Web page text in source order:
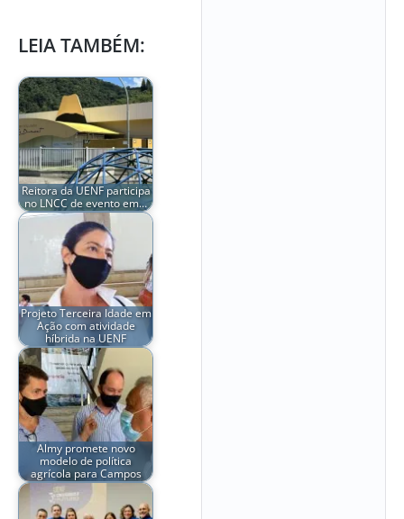
LEIA TAMBÉM:
Reitora da UENF participa
no LNCC de evento em…
Projeto Terceira Idade em
Ação com atividade
híbrida na UENF
Almy promete novo
modelo de política
agrícola para Campos